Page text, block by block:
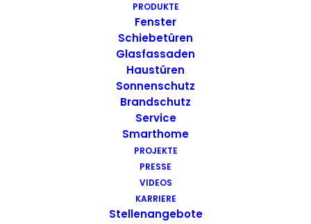
PRODUKTE
Fenster
Schiebetüren
Glasfassaden
Haustüren
Sonnenschutz
Brandschutz
Service
Smarthome
PROJEKTE
PRESSE
VIDEOS
KARRIERE
Stellenangebote
Wir suchen Dich!
Dallwig bietet
Perspektive
Du hast Bock auf einen Job mit
Action. Bewirb dich ganz einfach